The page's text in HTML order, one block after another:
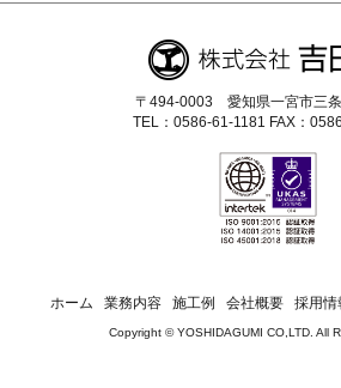
〒494-0003 愛知県一宮市三
TEL：0586-61-1181 FAX：
ホーム 業務内容 施工例 会社概要 採用情
Copyright © YOSHIDAGUMI CO,LTD. All